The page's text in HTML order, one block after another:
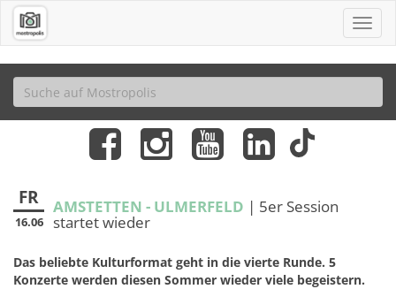
FR
16.06
AMSTETTEN - ULMERFELD | 5er Session
startet wieder
Das beliebte Kulturformat geht in die vierte Runde. 5
Konzerte werden diesen Sommer wieder viele begeistern.